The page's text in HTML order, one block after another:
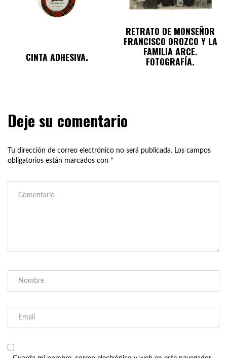
CINTA ADHESIVA.
RETRATO DE MONSEÑOR
FRANCISCO OROZCO Y LA
FAMILIA ARCE.
FOTOGRAFÍA.
Deje su comentario
Tu dirección de correo electrónico no será publicada. Los campos
obligatorios están marcados con *